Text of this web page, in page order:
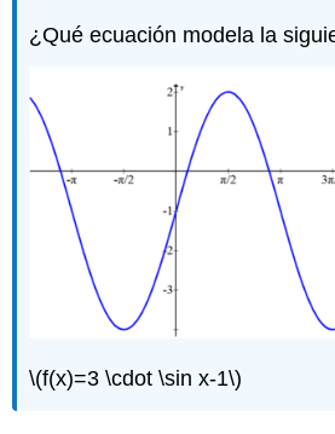
¿Qué ecuación modela la
\(f(x)=3 \cdot \sin x-1\)